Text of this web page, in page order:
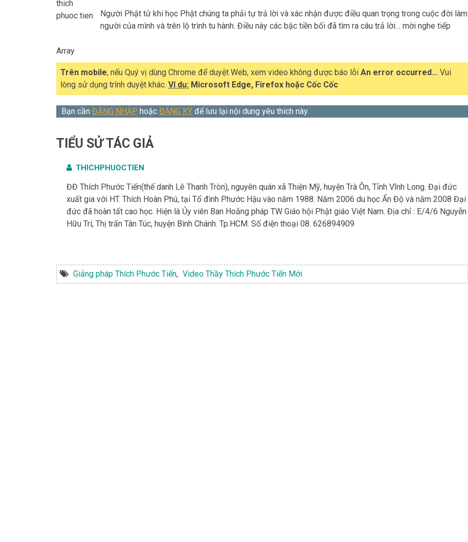
Người Phật tử khi học Phật chúng ta phải tự trả lời và xác nhận được điều quan trọng trong cuộc đời làm
người của mình và trên lộ trình tu hành. Điều này các bậc tiền bối đã tìm ra câu trả lời… mời nghe tiếp
Array
Trên mobile, nếu Quý vị dùng Chrome để duyệt Web, xem video không được báo lỗi An error occurred… Vui
lòng sử dụng trình duyệt khác. Ví dụ: Microsoft Edge, Firefox hoặc Cốc Cốc
Bạn cần ĐĂNG NHẬP hoặc ĐĂNG KÝ để lưu lại nội dung yêu thích này.
TIỂU SỬ TÁC GIẢ
THICHPHUOCTIEN
ĐĐ Thích Phước Tiến(thế danh Lê Thanh Tròn), nguyên quán xã Thiện Mỹ, huyện Trà Ôn, Tỉnh Vĩnh Long. Đại đức
xuất gia với HT. Thích Hoàn Phú, tại Tổ đình Phước Hậu vào năm 1988. Năm 2006 du học Ấn Độ và năm 2008 Đại
đức đã hoàn tất cao học. Hiện là Ủy viên Ban Hoằng pháp TW Giáo hội Phật giáo Việt Nam. Địa chỉ : E/4/6 Nguyễn
Hữu Trí, Thị trấn Tân Túc, huyện Bình Chánh. Tp.HCM. Số điện thoại 08. 626894909
Giảng pháp Thích Phước Tiến, Video Thầy Thích Phước Tiến Mới